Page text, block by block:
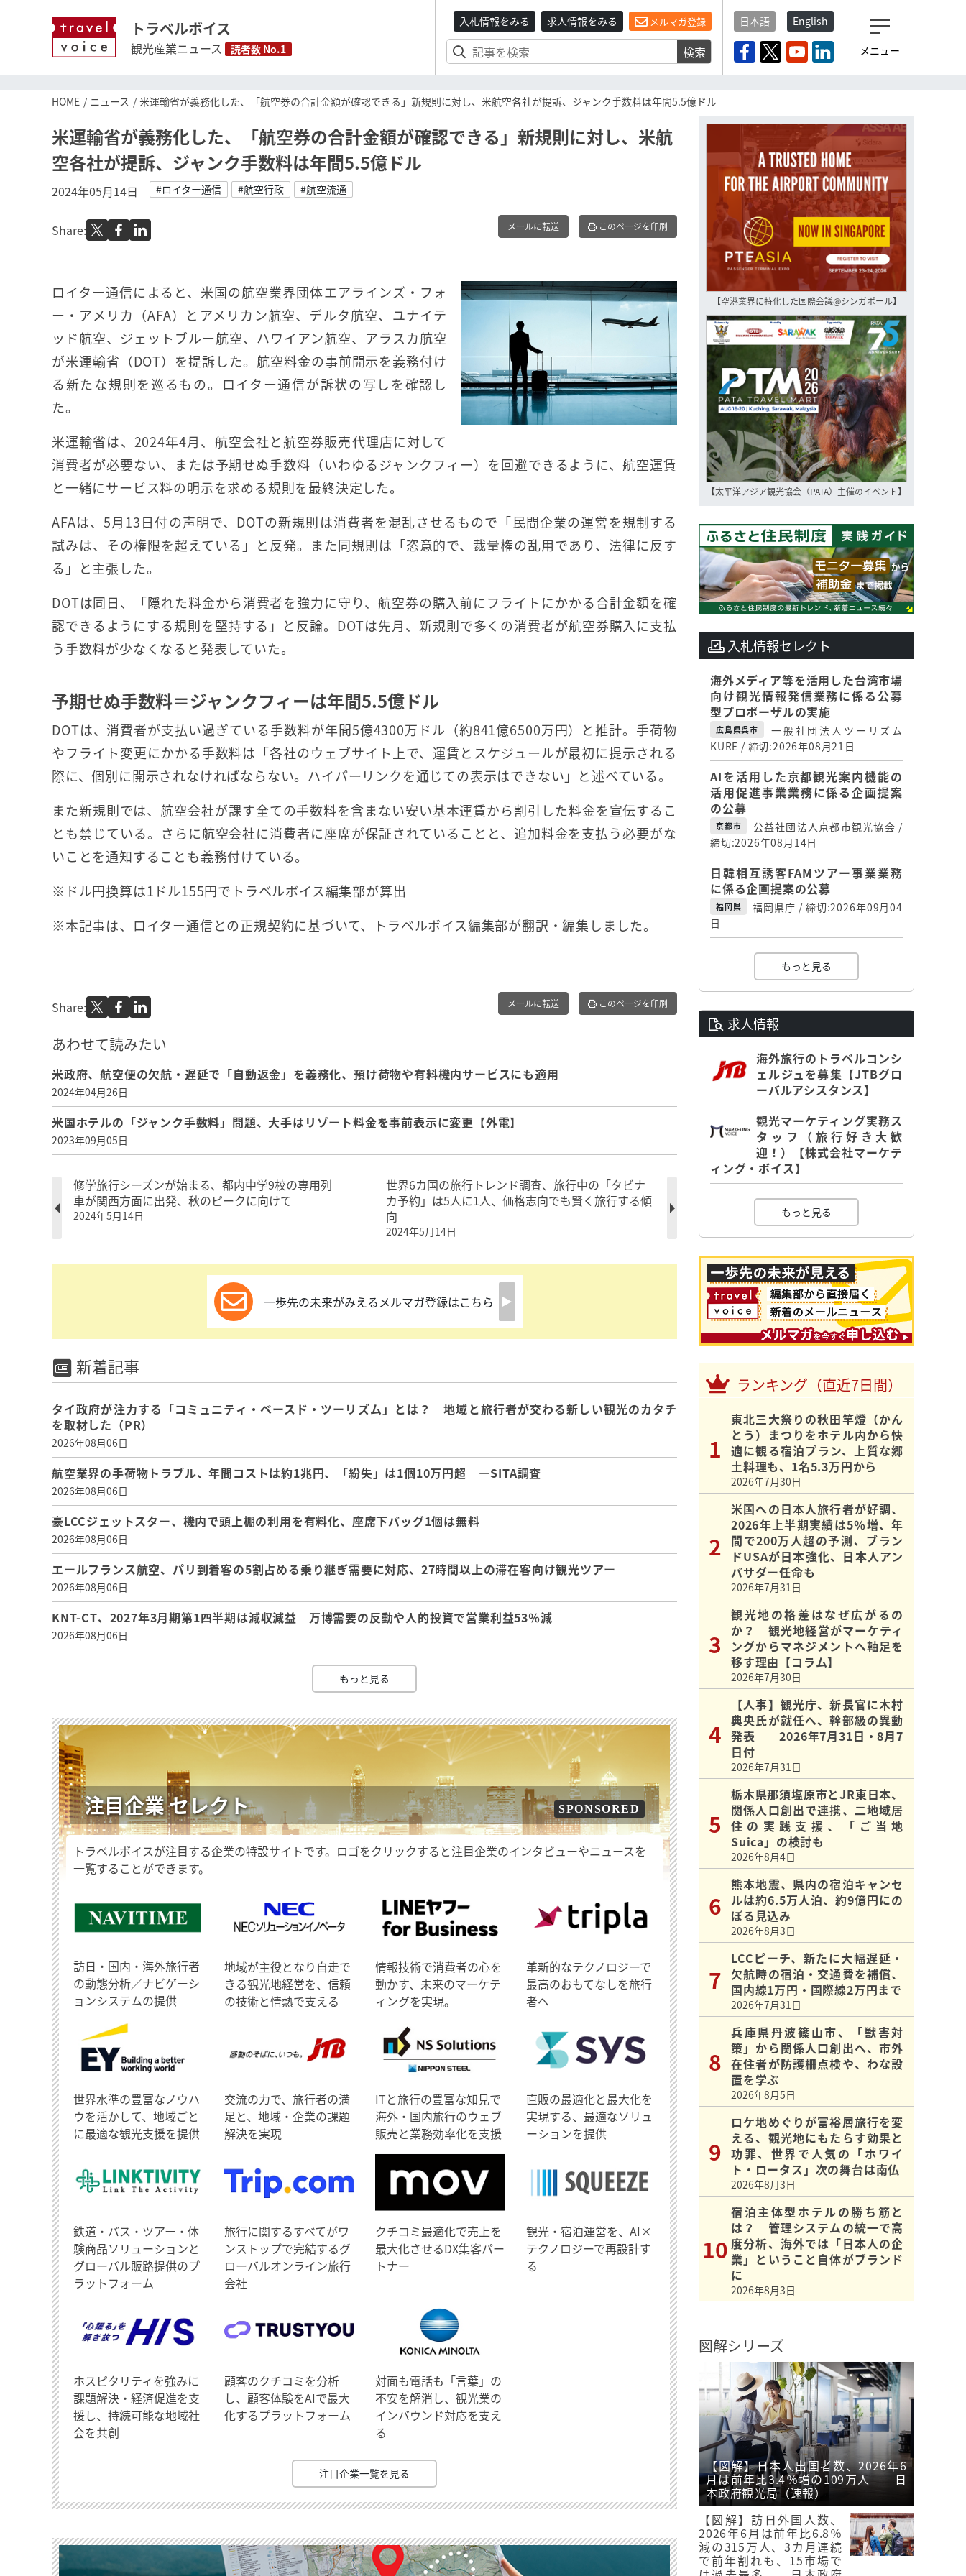
トラベルボイス
観光産業ニュース 読者数 No.1
入札情報をみる 求人情報をみる メルマガ登録
検索
日本語 English
メニュー
HOME ニュース 米運輸省が義務化した、「航空券の合計金額が確認できる」新規則に対し、米航空各社が提訴、ジャンク手数料は年間5.5億ドル
米運輸省が義務化した、「航空券の合計金額が確認できる」新規則に対し、米航
空各社が提訴、ジャンク手数料は年間5.5億ドル
2024年05月14日 #ロイター通信 #航空行政 #航空流通
Share: メールに転送 このページを印刷
ロイター通信によると、米国の航空業界団体エアラインズ・フォ
ー・アメリカ（AFA）とアメリカン航空、デルタ航空、ユナイテ
ッド航空、ジェットブルー航空、ハワイアン航空、アラスカ航空
が米運輸省（DOT）を提訴した。航空料金の事前開示を義務付け
る新たな規則を巡るもの。ロイター通信が訴状の写しを確認し
た。
米運輸省は、2024年4月、航空会社と航空券販売代理店に対して
消費者が必要ない、または予期せぬ手数料（いわゆるジャンクフィー）を回避できるように、航空運賃
と一緒にサービス料の明示を求める規則を最終決定した。
AFAは、5月13日付の声明で、DOTの新規則は消費者を混乱させるもので「民間企業の運営を規制する
試みは、その権限を超えている」と反発。また同規則は「恣意的で、裁量権の乱用であり、法律に反す
る」と主張した。
DOTは同日、「隠れた料金から消費者を強力に守り、航空券の購入前にフライトにかかる合計金額を確
認できるようにする規則を堅持する」と反論。DOTは先月、新規則で多くの消費者が航空券購入に支払
う手数料が少なくなると発表していた。
予期せぬ手数料＝ジャンクフィーは年間5.5億ドル
DOTは、消費者が支払い過ぎている手数料が年間5億4300万ドル（約841億6500万円）と推計。手荷物
やフライト変更にかかる手数料は「各社のウェブサイト上で、運賃とスケジュールが最初に提示される
際に、個別に開示されなければならない。ハイパーリンクを通じての表示はできない」と述べている。
また新規則では、航空会社が課す全ての手数料を含まない安い基本運賃から割引した料金を宣伝するこ
とも禁じている。さらに航空会社に消費者に座席が保証されていることと、追加料金を支払う必要がな
いことを通知することも義務付けている。
※ドル円換算は1ドル155円でトラベルボイス編集部が算出
※本記事は、ロイター通信との正規契約に基づいて、トラベルボイス編集部が翻訳・編集しました。
Share: メールに転送 このページを印刷
あわせて読みたい
米政府、航空便の欠航・遅延で「自動返金」を義務化、預け荷物や有料機内サービスにも適用
2024年04月26日
米国ホテルの「ジャンク手数料」問題、大手はリゾート料金を事前表示に変更【外電】
2023年09月05日
修学旅行シーズンが始まる、都内中学9校の専用列
車が関西方面に出発、秋のピークに向けて
2024年5月14日
世界6カ国の旅行トレンド調査、旅行中の「タビナ
カ予約」は5人に1人、価格志向でも賢く旅行する傾
向
2024年5月14日
一歩先の未来がみえるメルマガ登録はこちら
新着記事
タイ政府が注力する「コミュニティ・ベースド・ツーリズム」とは？ 地域と旅行者が交わる新しい観光のカタチ
を取材した（PR）
2026年08月06日
航空業界の手荷物トラブル、年間コストは約1兆円、「紛失」は1個10万円超 ―SITA調査
2026年08月06日
豪LCCジェットスター、機内で頭上棚の利用を有料化、座席下バッグ1個は無料
2026年08月06日
エールフランス航空、パリ到着客の5割占める乗り継ぎ需要に対応、27時間以上の滞在客向け観光ツアー
2026年08月06日
KNT-CT、2027年3月期第1四半期は減収減益 万博需要の反動や人的投資で営業利益53％減
2026年08月06日
もっと見る
注目企業 セレクト SPONSORED
トラベルボイスが注目する企業の特設サイトです。ロゴをクリックすると注目企業のインタビューやニュースを
一覧することができます。
訪日・国内・海外旅行者
の動態分析／ナビゲーシ
ョンシステムの提供
地域が主役となり自走で
きる観光地経営を、信頼
の技術と情熱で支える
情報技術で消費者の心を
動かす、未来のマーケテ
ィングを実現。
革新的なテクノロジーで
最高のおもてなしを旅行
者へ
世界水準の豊富なノウハ
ウを活かして、地域ごと
に最適な観光支援を提供
交流の力で、旅行者の満
足と、地域・企業の課題
解決を実現
ITと旅行の豊富な知見で
海外・国内旅行のウェブ
販売と業務効率化を支援
直販の最適化と最大化を
実現する、最適なソリュ
ーションを提供
鉄道・バス・ツアー・体
験商品ソリューションと
グローバル販路提供のプ
ラットフォーム
旅行に関するすべてがワ
ンストップで完結するグ
ローバルオンライン旅行
会社
クチコミ最適化で売上を
最大化させるDX集客パー
トナー
観光・宿泊運営を、AI×
テクノロジーで再設計す
る
ホスピタリティを強みに
課題解決・経済促進を支
援し、持続可能な地域社
会を共創
顧客のクチコミを分析
し、顧客体験をAIで最大
化するプラットフォーム
対面も電話も「言葉」の
不安を解消し、観光業の
インバウンド対応を支え
る
注目企業一覧を見る
【空港業界に特化した国際会議@シンガポール】
【太平洋アジア観光協会（PATA）主催のイベント】
入札情報セレクト
海外メディア等を活用した台湾市場
向け観光情報発信業務に係る公募
型プロポーザルの実施
広島県呉市
一般社団法人ツーリズム
KURE / 締切:2026年08月21日
AIを活用した京都観光案内機能の
活用促進事業業務に係る企画提案
の公募
京都市
公益社団法人京都市観光協会 /
締切:2026年08月14日
日韓相互誘客FAMツアー事業業務
に係る企画提案の公募
福岡県
福岡県庁 / 締切:2026年09月04
日
もっと見る
求人情報
海外旅行のトラベルコンシ
ェルジュを募集【JTBグロ
ーバルアシスタンス】
観光マーケティング実務ス
タッフ（旅行好き大歓
迎！）【株式会社マーケテ
ィング・ボイス】
もっと見る
ランキング（直近7日間）
東北三大祭りの秋田竿燈（かん
とう）まつりをホテル内から快
適に観る宿泊プラン、上質な郷
土料理も、1名5.3万円から
2026年7月30日
米国への日本人旅行者が好調、
2026年上半期実績は5％増、年
間で200万人超の予測、ブラン
ドUSAが日本強化、日本人アン
バサダー任命も
2026年7月31日
観光地の格差はなぜ広がるの
か？ 観光地経営がマーケティ
ングからマネジメントへ軸足を
移す理由【コラム】
2026年7月30日
【人事】観光庁、新長官に木村
典央氏が就任へ、幹部級の異動
発表 ―2026年7月31日・8月7
日付
2026年7月31日
栃木県那須塩原市とJR東日本、
関係人口創出で連携、二地域居
住の実践支援、「ご当地
Suica」の検討も
2026年8月4日
熊本地震、県内の宿泊キャンセ
ルは約6.5万人泊、約9億円にの
ぼる見込み
2026年8月3日
LCCピーチ、新たに大幅遅延・
欠航時の宿泊・交通費を補償、
国内線1万円・国際線2万円まで
2026年7月31日
兵庫県丹波篠山市、「獣害対
策」から関係人口創出へ、市外
在住者が防護柵点検や、わな設
置を学ぶ
2026年8月5日
ロケ地めぐりが富裕層旅行を変
える、観光地にもたらす効果と
功罪、世界で人気の「ホワイ
ト・ロータス」次の舞台は南仏
2026年8月3日
宿泊主体型ホテルの勝ち筋と
は？ 管理システムの統一で高
度分析、海外では「日本人の企
業」ということ自体がブランド
に
2026年8月3日
図解シリーズ
【図解】日本人出国者数、2026年6
月は前年比3.4％増の109万人 ―日
本政府観光局（速報）
【図解】訪日外国人数、
2026年6月は前年比6.8％
減の315万人、3カ月連続
で前年割れも、15市場で
観光産業ニュース「トラベ
登録済みですよね？
もし未だ登録していないなら…
いますぐ登録する